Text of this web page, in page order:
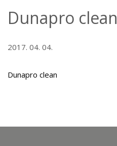
Dunapro clean
2017. 04. 04.
Dunapro clean